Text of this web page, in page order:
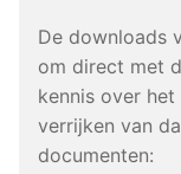
De downloads
om direct met
kennis over
verrijken van
documenten: